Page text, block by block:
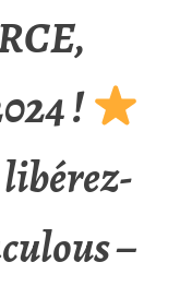
!
–